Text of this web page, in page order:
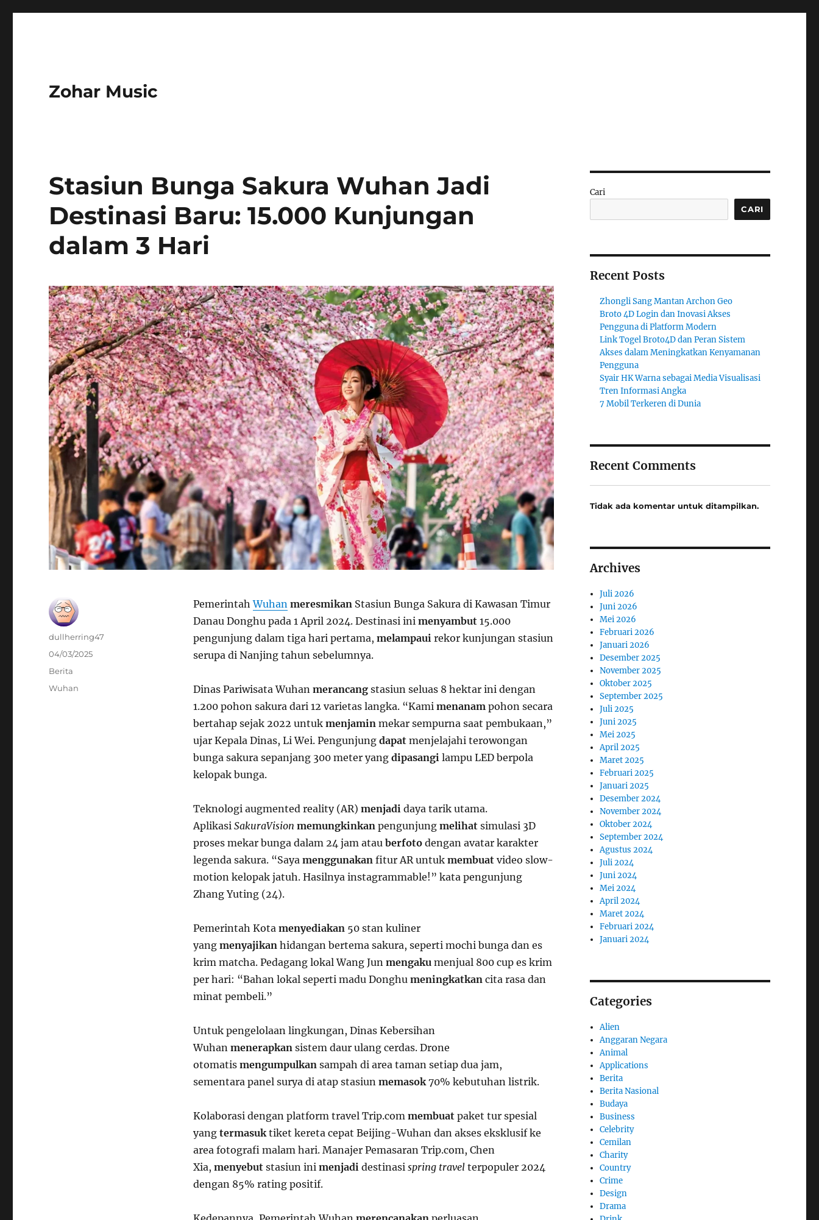
Zohar Music
Stasiun Bunga Sakura Wuhan Jadi
Destinasi Baru: 15.000 Kunjungan
dalam 3 Hari
PemerintahWuhan meresmikanStasiun Bunga Sakura di Kawasan Timur
Danau Donghu pada 1 April 2024. Destinasi ini menyambut15.000
pengunjung dalam tiga hari pertama, melampauirekor kunjungan stasiun
serupa di Nanjing tahun sebelumnya.
Dinas Pariwisata Wuhan merancangstasiun seluas 8 hektar ini dengan
1.200 pohon sakura dari 12 varietas langka. “Kami menanampohon secara
bertahap sejak 2022 untuk menjaminmekar sempurna saat pembukaan,”
ujar Kepala Dinas, Li Wei. Pengunjung dapatmenjelajahi terowongan
bunga sakura sepanjang 300 meter yang dipasangilampu LED berpola
kelopak bunga.
Teknologi augmented reality (AR) menjadidaya tarik utama.
Aplikasi SakuraVision memungkinkanpengunjung melihatsimulasi 3D
proses mekar bunga dalam 24 jam atau berfotodengan avatar karakter
legenda sakura. “Saya menggunakanfitur AR untuk membuatvideo slow-
motion kelopak jatuh. Hasilnya instagrammable!” kata pengunjung
Zhang Yuting (24).
Pemerintah Kota menyediakan50 stan kuliner
yang menyajikanhidangan bertema sakura, seperti mochi bunga dan es
krim matcha. Pedagang lokal Wang Jun mengakumenjual 800 cup es krim
per hari: “Bahan lokal seperti madu Donghu meningkatkancita rasa dan
minat pembeli.”
Untuk pengelolaan lingkungan, Dinas Kebersihan
Wuhan menerapkansistem daur ulang cerdas. Drone
otomatis mengumpulkansampah di area taman setiap dua jam,
sementara panel surya di atap stasiun memasok70% kebutuhan listrik.
Kolaborasi dengan platform travel Trip.com membuatpaket tur spesial
yang termasuktiket kereta cepat Beijing-Wuhan dan akses eksklusif ke
area fotografi malam hari. Manajer Pemasaran Trip.com, Chen
Xia, menyebutstasiun ini menjadidestinasi spring travelterpopuler 2024
dengan 85% rating positif.
Author
dullherring47
Posted
04/03/2025
Categories
Berita
Tags
Wuhan
Cari
CARI
Recent Posts
Zhongli Sang Mantan Archon Geo
Broto 4D Login dan Inovasi Akses
Pengguna di Platform Modern
Link Togel Broto4D dan Peran Sistem
Akses dalam Meningkatkan Kenyamanan
Pengguna
Syair HK Warna sebagai Media Visualisasi
Tren Informasi Angka
7 Mobil Terkeren di Dunia
Recent Comments
Tidak ada komentar untuk ditampilkan.
Archives
Juli 2026
Juni 2026
Mei 2026
Februari 2026
Januari 2026
Desember 2025
November 2025
Oktober 2025
September 2025
Juli 2025
Juni 2025
Mei 2025
April 2025
Maret 2025
Februari 2025
Januari 2025
Desember 2024
November 2024
Oktober 2024
September 2024
Agustus 2024
Juli 2024
Juni 2024
Mei 2024
April 2024
Maret 2024
Februari 2024
Januari 2024
Categories
Alien
Anggaran Negara
Animal
Applications
Berita
Berita Nasional
Budaya
Business
Celebrity
Cemilan
Charity
Country
Crime
Design
Drama